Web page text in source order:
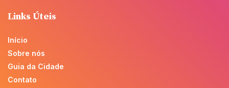
Links Úteis
Início
Sobre nós
Guia da Cidade
Contato